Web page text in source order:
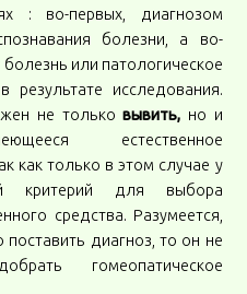
: во-первых, диагнозом
болезни, а во-
или патологическое
результате исследования.
не тольковывить, но и
естественное
как только в этом случае у
критерий для выбора
средства. Разумеется,
диагноз, то он не
гомеопатическое